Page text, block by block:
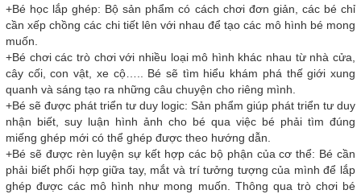
+Bé học lắp ghép: Bộ sản phẩm có cách chơi đơn giản, các bé chỉ
cần xếp chồng các chi tiết lên với nhau để tạo các mô hình bé mong
muốn.
+Bé chơi các trò chơi với nhiều loại mô hình khác nhau từ nhà cửa,
cây cối, con vật, xe cộ….. Bé sẽ tìm hiểu khám phá thế giới xung
quanh và sáng tạo ra những câu chuyện cho riêng mình.
+Bé sẽ được phát triển tư duy logic: Sản phẩm giúp phát triển tư duy
nhận biết, suy luận hình ảnh cho bé qua việc bé phải tìm đúng
miếng ghép mới có thể ghép được theo hướng dẫn.
+Bé sẽ được rèn luyện sự kết hợp các bộ phận của cơ thể: Bé cần
phải biết phối hợp giữa tay, mắt và trí tưởng tượng của mình để lắp
ghép được các mô hình như mong muốn. Thông qua trò chơi bé